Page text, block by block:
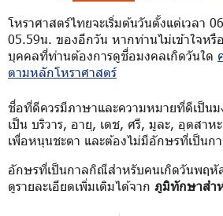
โหราศาสตร์ไทยจะเริ่มต้นวันตั้งแต่เวลา
05.59น. ของอีกวัน หากท่านไม่เข้าใจหรื
บุคคลที่ท่านต้องการดูชื่อมงคลเกิดวันใด
ตามหลักโหราศาสตร์
ชื่อที่ดีควรมีภาษาและความหมายที่ดีเป็น
เป็น บริวาร, อายุ, เดช, ศรี, มูละ, อุตสาห
เพื่อหนุนชะตา และต้องไม่มีอักษรที่เป็นก
อักษรที่เป็นกาลกิณีสำหรับคนเกิดวันพฤ
ดูรายละเอียดเพิ่มเติมได้จาก ภูมิทักษาสำ